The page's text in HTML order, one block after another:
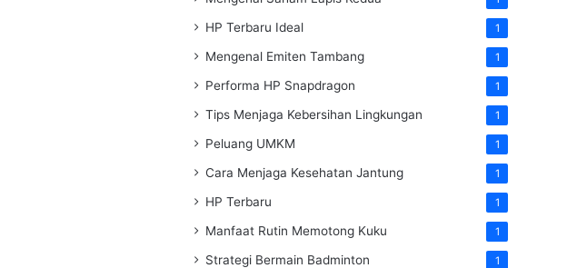
HP Terbaru Ideal 1
Mengenal Emiten Tambang 1
Performa HP Snapdragon 1
Tips Menjaga Kebersihan Lingkungan 1
Peluang UMKM 1
Cara Menjaga Kesehatan Jantung 1
HP Terbaru 1
Manfaat Rutin Memotong Kuku 1
Strategi Bermain Badminton 1